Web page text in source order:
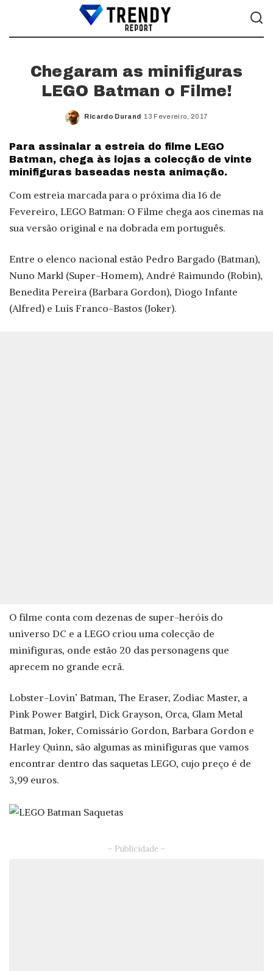
Chegaram as minifiguras
LEGO Batman o Filme!
Posted
Ricardo Durand 13 Fevereiro, 2017
Para assinalar a estreia do filme LEGO
Batman, chega às lojas a colecção de vinte
minifiguras baseadas nesta animação.
Com estreia marcada para o próxima dia 16 de
Fevereiro, LEGO Batman: O Filme chega aos cinemas na
sua versão original e na dobrada em português.
Entre o elenco nacional estão Pedro Bargado (Batman),
Nuno Markl (Super-Homem), André Raimundo (Robin),
Benedita Pereira (Barbara Gordon), Diogo Infante
(Alfred) e Luís Franco-Bastos (Joker).
O filme conta com dezenas de super-heróis do
universo DC e a LEGO criou uma colecção de
minifiguras, onde estão 20 das personagens que
aprecem no grande ecrã.
Lobster-Lovin’ Batman, The Eraser, Zodiac Master, a
Pink Power Batgirl, Dick Grayson, Orca, Glam Metal
Batman, Joker, Comissário Gordon, Barbara Gordon e
Harley Quinn, são algumas as minifiguras que vamos
encontrar dentro das saquetas LEGO, cujo preço é de
3,99 euros.
– Publicidade –